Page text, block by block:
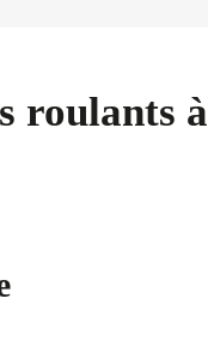
roulants à